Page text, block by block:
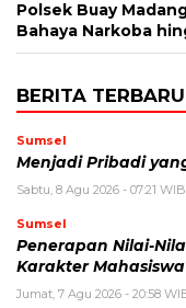
Polsek Buay
Bahaya Narkoba
BERITA TERBARU
Sumsel
Menjadi Pribadi
Sabtu, 8 Agu 2026 - 07:21 WIB
Sumsel
Penerapan Nilai-
Karakter Mahasiswa
Jumat, 7 Agu 2026 - 20:58